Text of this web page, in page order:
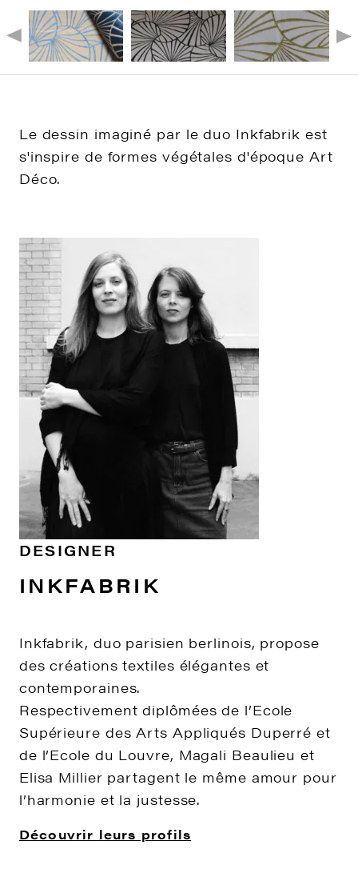
Le dessin imaginé par le duo Inkfabrik est
s'inspire de formes végétales d'époque Art
Déco.
DESIGNER
INKFABRIK
Inkfabrik, duo parisien berlinois, propose
des créations textiles élégantes et
contemporaines.
Respectivement diplômées de l’Ecole
Supérieure des Arts Appliqués Duperré et
de l’Ecole du Louvre, Magali Beaulieu et
Elisa Millier partagent le même amour pour
l’harmonie et la justesse.
Découvrir leurs profils